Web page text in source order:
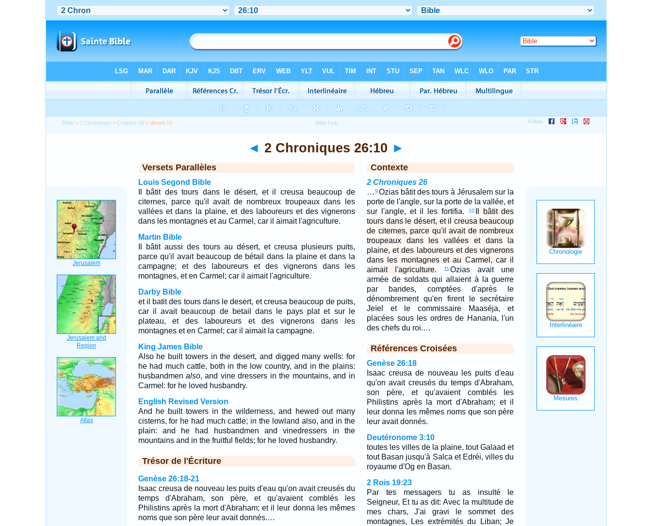
Bible > 2 Chroniques >Chapitre 26 > Verset 10
◄ 2 Chroniques 26:10 ►
Versets Parallèles
Louis Segond Bible
Il bâtit des tours dans le désert, et il creusa beaucoup de
citernes, parce qu'il avait de nombreux troupeaux dans les
vallées et dans la plaine, et des laboureurs et des vignerons
dans les montagnes et au Carmel, car il aimait l'agriculture.
Martin Bible
Il bâtit aussi des tours au désert, et creusa plusieurs puits,
parce qu'il avait beaucoup de bétail dans la plaine et dans la
campagne; et des laboureurs et des vignerons dans les
montagnes, et en Carmel; car il aimait l'agriculture.
Darby Bible
et il batit des tours dans le desert, et creusa beaucoup de puits,
car il avait beaucoup de betail dans le pays plat et sur le
plateau, et des laboureurs et des vignerons dans les
montagnes et en Carmel; car il aimait la campagne.
King James Bible
Also he built towers in the desert, and digged many wells: for
he had much cattle, both in the low country, and in the plains:
husbandmen also, and vine dressers in the mountains, and in
Carmel: for he loved husbandry.
English Revised Version
And he built towers in the wilderness, and hewed out many
cisterns, for he had much cattle; in the lowland also, and in the
plain: and he had husbandmen and vinedressers in the
mountains and in the fruitful fields; for he loved husbandry.
Trésor de l'Écriture
Genèse 26:18-21
Isaac creusa de nouveau les puits d'eau qu'on avait creusés du
temps d'Abraham, son père, et qu'avaient comblés les
Philistins après la mort d'Abraham; et il leur donna les mêmes
noms que son père leur avait donnés.…
Contexte
2 Chroniques 26
… 9Ozias bâtit des tours à Jérusalem sur la
porte de l'angle, sur la porte de la vallée, et
sur l'angle, et il les fortifia.
10
Il bâtit des
tours dans le désert, et il creusa beaucoup
de citernes, parce qu'il avait de nombreux
troupeaux dans les vallées et dans la
plaine, et des laboureurs et des vignerons
dans les montagnes et au Carmel, car il
aimait l'agriculture.
11 Ozias avait une
armée de soldats qui allaient à la guerre
par bandes, comptées d'après le
dénombrement qu'en firent le secrétaire
Jeïel et le commissaire Maaséja, et
placées sous les ordres de Hanania, l'un
des chefs du roi.…
Références Croisées
Genèse 26:18
Isaac creusa de nouveau les puits d'eau
qu'on avait creusés du temps d'Abraham,
son père, et qu'avaient comblés les
Philistins après la mort d'Abraham; et il
leur donna les mêmes noms que son père
leur avait donnés.
Deutéronome 3:10
toutes les villes de la plaine, tout Galaad et
tout Basan jusqu'à Salca et Edréi, villes du
royaume d'Og en Basan.
2 Rois 19:23
Par tes messagers tu as insulté le
Seigneur, Et tu as dit: Avec la multitude de
mes chars, J'ai gravi le sommet des
montagnes, Les extrémités du Liban; Je